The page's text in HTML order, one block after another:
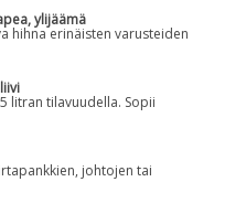
ylijäämä
hihna erinäisten varusteiden
litran tilavuudella. Sopii
johtojen tai